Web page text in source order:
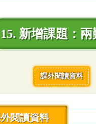
15. 新增課題：兩
課外閱讀資料
閱讀資料